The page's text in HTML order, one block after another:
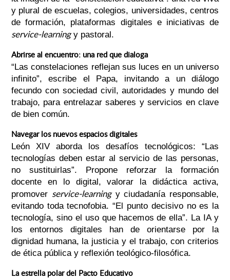
y plural de escuelas, colegios, universidades, centros
de formación, plataformas digitales e iniciativas de
service-learningy pastoral.
Abrirse al encuentro: una red que dialoga
“Las constelaciones reflejan sus luces en un universo
infinito”, escribe el Papa, invitando a un diálogo
fecundo con sociedad civil, autoridades y mundo del
trabajo, para entrelazar saberes y servicios en clave
de bien común.
Navegar los nuevos espacios digitales
León XIV aborda los desafíos tecnológicos: “Las
tecnologías deben estar al servicio de las personas,
no sustituirlas”. Propone reforzar la formación
docente en lo digital, valorar la didáctica activa,
promover service-learningy ciudadanía responsable,
evitando toda tecnofobia. “El punto decisivo no es la
tecnología, sino el uso que hacemos de ella”. La IA y
los entornos digitales han de orientarse por la
dignidad humana, la justicia y el trabajo, con criterios
de ética pública y reflexión teológico-filosófica.
La estrella polar del Pacto Educativo